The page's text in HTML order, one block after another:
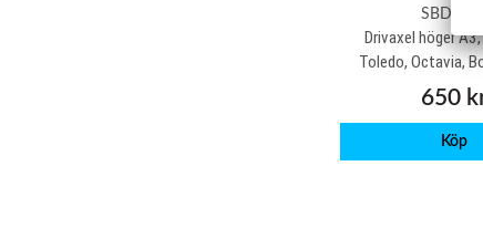
SBDA110
Drivaxel höger
Toledo, Octavia,
650
Köp